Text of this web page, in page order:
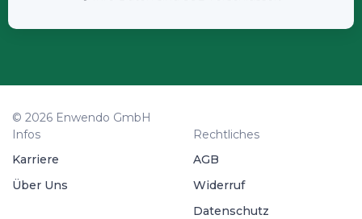
© 2026 Enwendo GmbH
Infos
Karriere
Über Uns
Rechtliches
AGB
Widerruf
Datenschutz